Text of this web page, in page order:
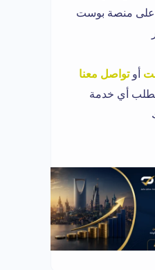
على منصة بوست
أو تواصل معنا
أي خدمة